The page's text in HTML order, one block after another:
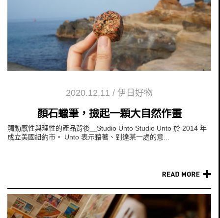
2020.12.11 / 伊日好物
顏石蠟筆，撿起一顆大自然作畫
觸動感性與理性的產品背後＿Studio Unto Studio Unto 於 2014 年
成立美國紐約市。 Unto 表示藉著、到達某一處的意...